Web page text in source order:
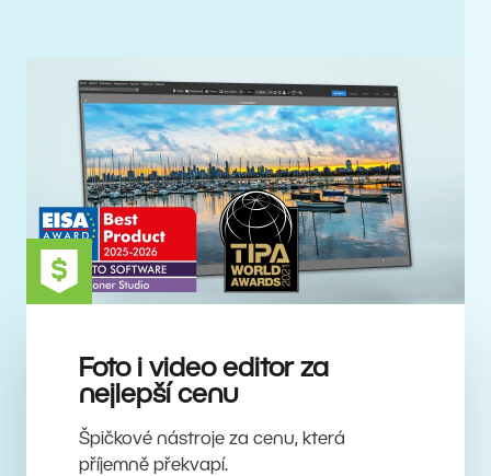
Foto i video editor za
nejlepší cenu
Špičkové nástroje za cenu, která
příjemně překvapí.